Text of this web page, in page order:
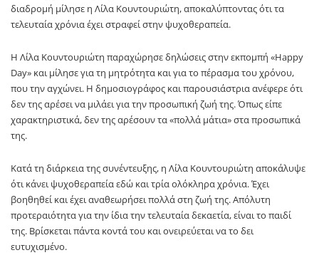
διαδρομή μίλησε η Λίλα Κουντουριώτη, αποκαλύπτοντας ότι τα
τελευταία χρόνια έχει στραφεί στην ψυχοθεραπεία.
Η Λίλα Κουντουριώτη παραχώρησε δηλώσεις στην εκπομπή «Happy
Day» και μίλησε για τη μητρότητα και για το πέρασμα του χρόνου,
που την αγχώνει. Η δημοσιογράφος και παρουσιάστρια ανέφερε ότι
δεν της αρέσει να μιλάει για την προσωπική ζωή της. Όπως είπε
χαρακτηριστικά, δεν της αρέσουν τα «πολλά μάτια» στα προσωπικά
της.
Κατά τη διάρκεια της συνέντευξης, η Λίλα Κουντουριώτη αποκάλυψε
ότι κάνει ψυχοθεραπεία εδώ και τρία ολόκληρα χρόνια. Έχει
βοηθηθεί και έχει αναθεωρήσει πολλά στη ζωή της. Απόλυτη
προτεραιότητα για την ίδια την τελευταία δεκαετία, είναι το παιδί
της. Βρίσκεται πάντα κοντά του και ονειρεύεται να το δει
ευτυχισμένο.